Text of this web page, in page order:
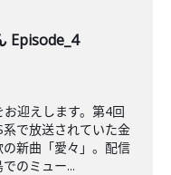
Episode_4
迎えします。第4回
で放送されていた金
新曲「愛々」。配信
のミュー...